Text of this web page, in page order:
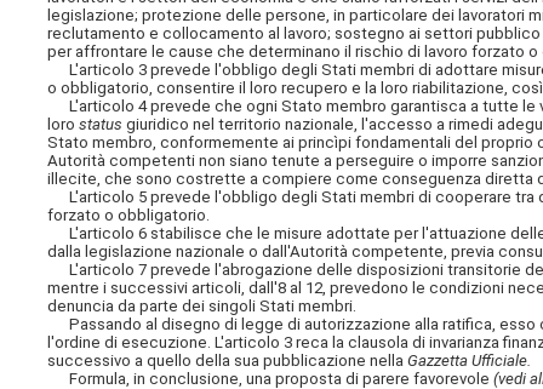
legislazione; protezione delle persone, in particolare dei lavoratori
reclutamento e collocamento al lavoro; sostegno ai settori
per affrontare le cause che determinano il rischio di lavoro forzato
L'articolo 3 prevede l'obbligo degli Stati membri di adottare
o obbligatorio, consentire il loro recupero e la loro riabilitazione,
L'articolo 4 prevede che ogni Stato membro garantisca a tutte le
lorostatus giuridico nel territorio nazionale, l'accesso a rimedi
Stato membro, conformemente ai princìpi fondamentali del
Autorità competenti non siano tenute a perseguire o imporre
illecite, che sono costrette a compiere come conseguenza diretta
L'articolo 5 prevede l'obbligo degli Stati membri di cooperare tra
forzato o obbligatorio.
L'articolo 6 stabilisce che le misure adottate per l'attuazione
dalla legislazione nazionale o dall'Autorità competente, previa
L'articolo 7 prevede l'abrogazione delle disposizioni transitorie
mentre i successivi articoli, dall'8 al 12, prevedono le condizioni
denuncia da parte dei singoli Stati membri.
Passando al disegno di legge di autorizzazione alla ratifica, esso
l'ordine di esecuzione. L'articolo 3 reca la clausola di invarianza
successivo a quello della sua pubblicazione nellaGazzetta Ufficiale.
Formula, in conclusione, una proposta di parere favorevole(vedi